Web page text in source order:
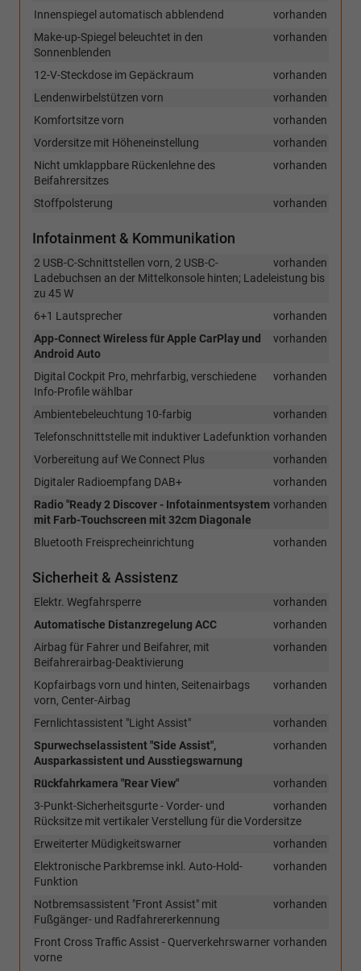
vorhanden
Innenspiegel automatisch abblendend
vorhanden
Make-up-Spiegel beleuchtet in den
Sonnenblenden
vorhanden
12-V-Steckdose im Gepäckraum
vorhanden
Lendenwirbelstützen vorn
vorhanden
Komfortsitze vorn
vorhanden
Vordersitze mit Höheneinstellung
vorhanden
Nicht umklappbare Rückenlehne des
Beifahrersitzes
vorhanden
Stoffpolsterung
Infotainment & Kommunikation
vorhanden
2 USB-C-Schnittstellen vorn, 2 USB-C-
Ladebuchsen an der Mittelkonsole hinten; Ladeleistung bis
zu 45 W
vorhanden
6+1 Lautsprecher
vorhanden
App-Connect Wireless für Apple CarPlay und
Android Auto
vorhanden
Digital Cockpit Pro, mehrfarbig, verschiedene
Info-Profile wählbar
vorhanden
Ambientebeleuchtung 10-farbig
vorhanden
Telefonschnittstelle mit induktiver Ladefunktion
vorhanden
Vorbereitung auf We Connect Plus
vorhanden
Digitaler Radioempfang DAB+
vorhanden
Radio "Ready 2 Discover - Infotainmentsystem
mit Farb-Touchscreen mit 32cm Diagonale
vorhanden
Bluetooth Freisprecheinrichtung
Sicherheit & Assistenz
vorhanden
Elektr. Wegfahrsperre
vorhanden
Automatische Distanzregelung ACC
vorhanden
Airbag für Fahrer und Beifahrer, mit
Beifahrerairbag-Deaktivierung
vorhanden
Kopfairbags vorn und hinten, Seitenairbags
vorn, Center-Airbag
vorhanden
Fernlichtassistent "Light Assist"
vorhanden
Spurwechselassistent "Side Assist",
Ausparkassistent und Ausstiegswarnung
vorhanden
Rückfahrkamera "Rear View"
vorhanden
3-Punkt-Sicherheitsgurte - Vorder- und
Rücksitze mit vertikaler Verstellung für die Vordersitze
vorhanden
Erweiterter Müdigkeitswarner
vorhanden
Elektronische Parkbremse inkl. Auto-Hold-
Funktion
vorhanden
Notbremsassistent "Front Assist" mit
Fußgänger- und Radfahrererkennung
vorhanden
Front Cross Traffic Assist - Querverkehrswarner
vorne